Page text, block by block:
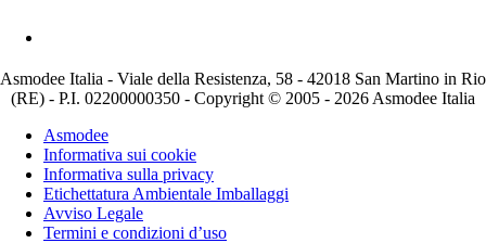
Asmodee Italia - Viale della Resistenza, 58 - 42018 San Martino in Rio
(RE) - P.I. 02200000350 - Copyright © 2005 - 2026 Asmodee Italia
Asmodee
Informativa sui cookie
Informativa sulla privacy
Etichettatura Ambientale Imballaggi
Avviso Legale
Termini e condizioni d’uso